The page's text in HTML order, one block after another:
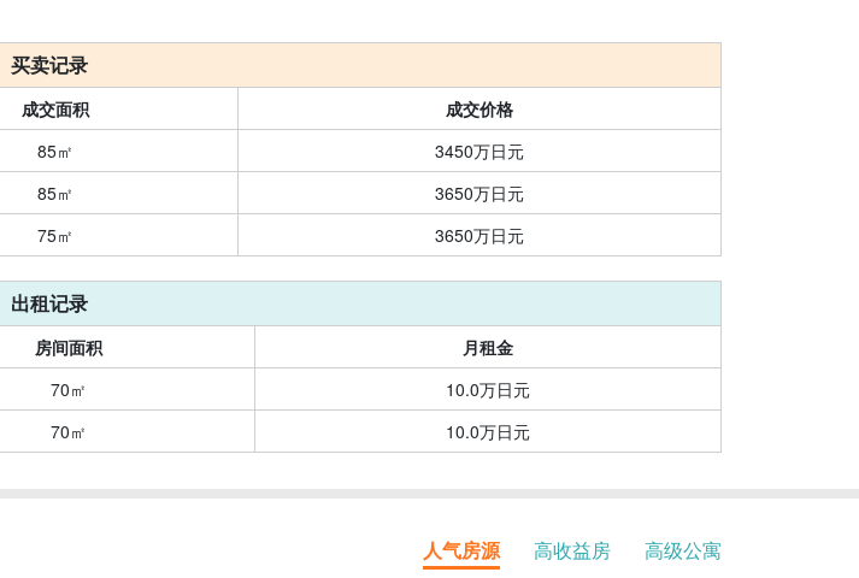
买卖记录
成交面积
成交价格
85㎡
3450万日元
85㎡
3650万日元
75㎡ 3650万日元
出租记录
房间面积
月租金
70㎡
10.0万日元
70㎡ 10.0万日元
人气房源 高收益房 高级公寓